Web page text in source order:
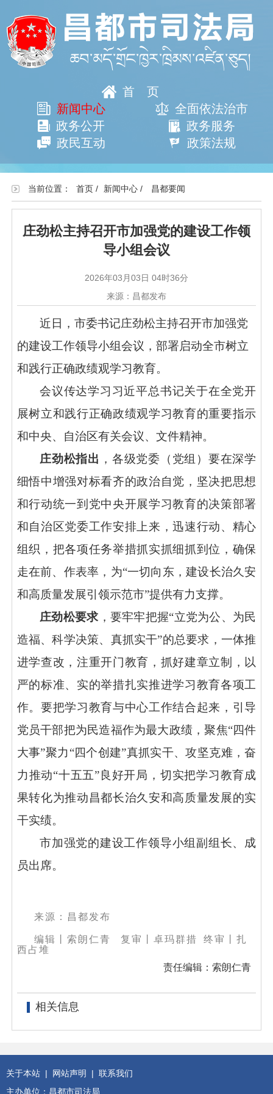
首页
新闻中心
全面依法治市
政务公开
政务服务
政民互动
政策法规
当前位置： 首页/ 新闻中心/ 昌都要闻
庄劲松主持召开市加强党的建设工作领
导小组会议
2026年03月03日 04时36分
来源：昌都发布
近日，市委书记庄劲松主持召开市加强党
的建设工作领导小组会议，部署启动全市树立
和践行正确政绩观学习教育。
会议传达学习习近平总书记关于在全党开
展树立和践行正确政绩观学习教育的重要指示
和中央、自治区有关会议、文件精神。
庄劲松指出 ，各级党委（党组）要在深学
细悟中增强对标看齐的政治自觉，坚决把思想
和行动统一到党中央开展学习教育的决策部署
和自治区党委工作安排上来，迅速行动、精心
组织，把各项任务举措抓实抓细抓到位，确保
走在前、作表率，为“一切向东，建设长治久安
和高质量发展引领示范市”提供有力支撑。
庄劲松要求 ，要牢牢把握“立党为公、为民
造福、科学决策、真抓实干”的总要求，一体推
进学查改，注重开门教育，抓好建章立制，以
严的标准、实的举措扎实推进学习教育各项工
作。要把学习教育与中心工作结合起来，引导
党员干部把为民造福作为最大政绩，聚焦“四件
大事”聚力 “四个创建”真抓实干、攻坚克难，奋
力推动“十五五”良好开局，切实把学习教育成
果转化为推动昌都长治久安和高质量发展的实
干实绩。
市加强党的建设工作领导小组副组长、成
员出席。
来源：昌都发布
编辑丨索朗仁青
复审丨卓玛群措 终审丨扎
西占堆
责任编辑：索朗仁青
相关信息
关于本站 | 网站声明 | 联系我们
主办单位：昌都市司法局